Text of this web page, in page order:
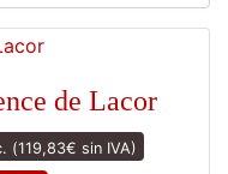
de Lacor
era: 149,95€.
actual es: 145,00€.
(119,83€ sin IVA)